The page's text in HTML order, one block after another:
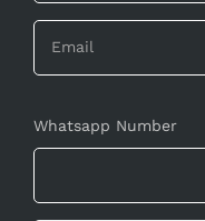
Whatsapp Number